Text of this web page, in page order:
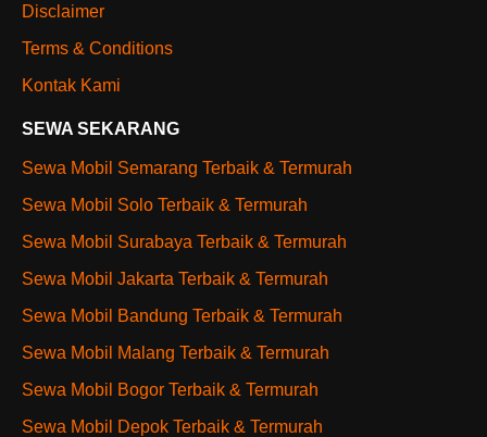
Disclaimer
Terms & Conditions
Kontak Kami
SEWA SEKARANG
Sewa Mobil Semarang Terbaik & Termurah
Sewa Mobil Solo Terbaik & Termurah
Sewa Mobil Surabaya Terbaik & Termurah
Sewa Mobil Jakarta Terbaik & Termurah
Sewa Mobil Bandung Terbaik & Termurah
Sewa Mobil Malang Terbaik & Termurah
Sewa Mobil Bogor Terbaik & Termurah
Sewa Mobil Depok Terbaik & Termurah